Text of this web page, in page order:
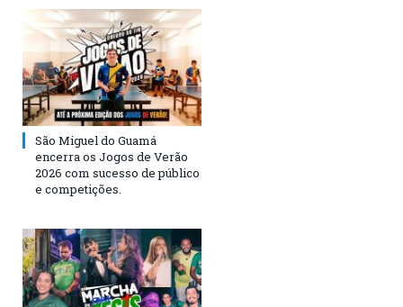
São Miguel do Guamá
encerra os Jogos de Verão
2026 com sucesso de público
e competições.